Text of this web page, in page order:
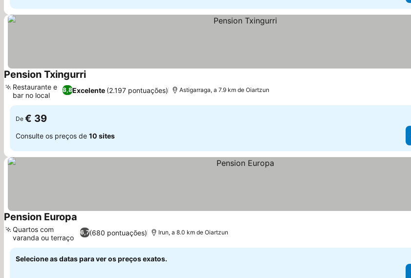
Pension Txingurri
8,8Excelente (2.197 pontuações)
Restaurante e
bar no local
Astigarraga, a 7.9 km de Oiartzun
De € 39
Consulte os preços de 10 sites
Pension Europa
6,7(680 pontuações)
Quartos com
varanda ou terraço
Irun, a 8.0 km de Oiartzun
Selecione as datas para ver os preços exatos.